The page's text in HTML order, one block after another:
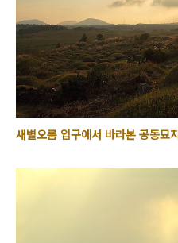
새별오름 입구에서 바라본 공동묘지